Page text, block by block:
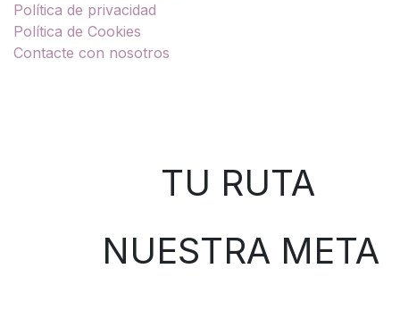
Política de privacidad
Política de Cookies
Contacte con nosotros
TU RUTA
NUESTRA META